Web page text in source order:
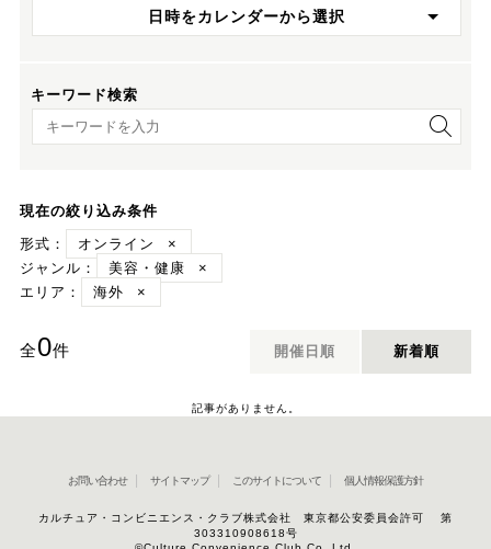
日時をカレンダーから選択
キーワード検索
キーワード検索
現在の絞り込み条件
形式：
オンライン
×
ジャンル：
美容・健康
×
エリア：
海外 ×
全0件 開催日順 新着順
記事がありません。
お問い合わせ サイトマップ このサイトについて 個人情報保護方針
カルチュア・コンビニエンス・クラブ株式会社 東京都公安委員会許可 第
303310908618号